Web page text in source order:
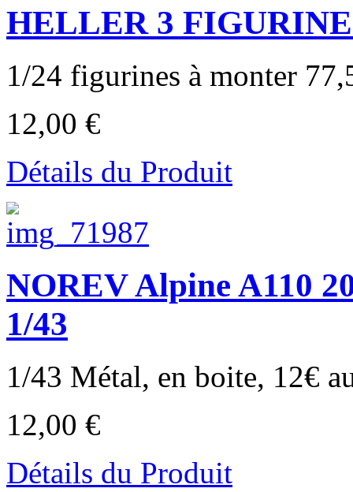
HELLER 3
1/24 figurines à monter
12,00 €
Détails du Produit
NOREV Alpine A110
1/43
1/43 Métal, en boite, 12€
12,00 €
Détails du Produit